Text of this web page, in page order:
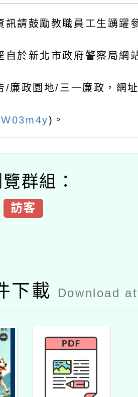
訊請鼓勵教職員工生踴躍
自於新北市政府警察局網
/廉政園地/三一廉政，網
)。
群組：
訪客
下載 Download